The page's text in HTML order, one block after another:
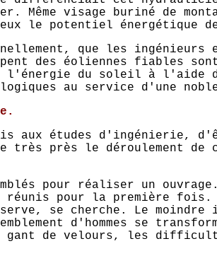
visage buriné de
le potentiel énergétique
que les ingénieurs
des éoliennes fiables
l'énergie du soleil à l'aide
au service d'une
aux études d'ingénierie,
très près le déroulement
pour réaliser un
pour la première fois.
se cherche. Le moindre
d'hommes se
gant de velours, les